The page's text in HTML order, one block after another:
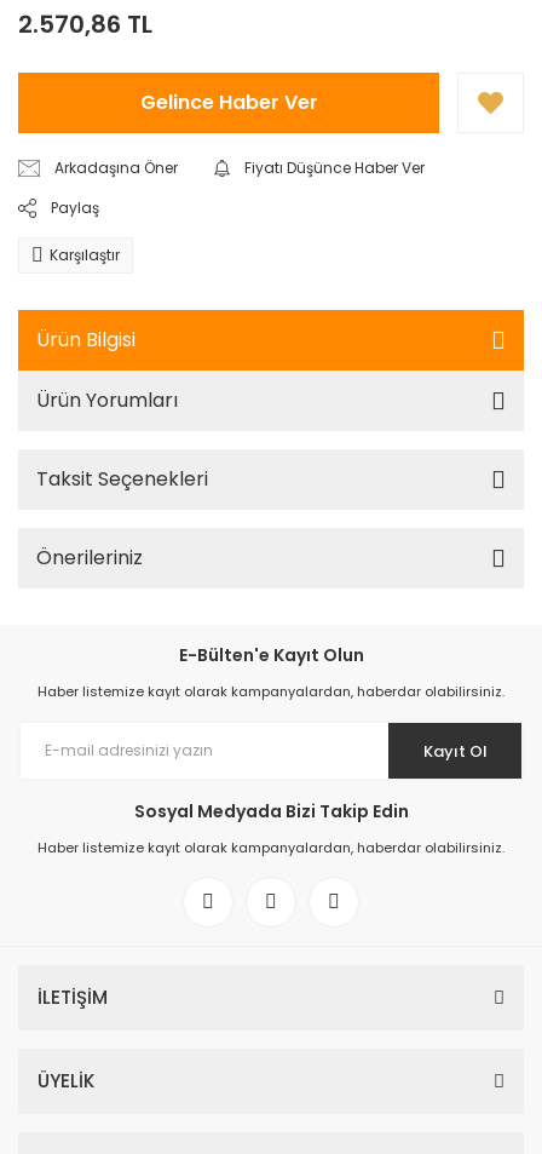
2.570,86 TL
Gelince Haber Ver
Arkadaşına Öner
Fiyatı Düşünce Haber Ver
Paylaş
Karşılaştır
Ürün Bilgisi
Ürün Yorumları
Taksit Seçenekleri
Önerileriniz
E-Bülten'e Kayıt Olun
Haber listemize kayıt olarak kampanyalardan, haberdar olabilirsiniz.
Kayıt Ol
Sosyal Medyada Bizi Takip Edin
Haber listemize kayıt olarak kampanyalardan, haberdar olabilirsiniz.
İLETİŞİM
ÜYELİK